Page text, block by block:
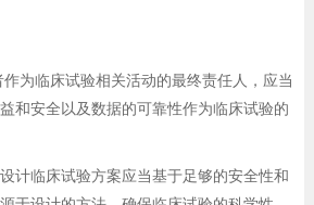
临床试验相关活动的最终责任人，应当
和安全以及数据的可靠性作为临床试验的
临床试验方案应当基于足够的安全性和